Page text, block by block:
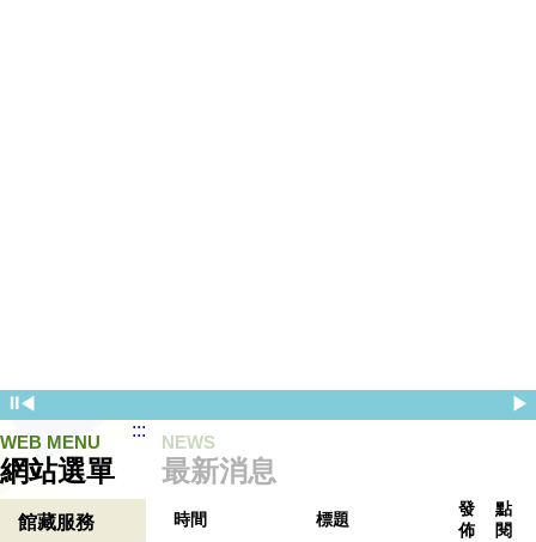
⏸◀
▶
WEB MENU
網站選單
館藏服務
:::
最新消息
NEWS
時間 標題
發
佈
點
閱